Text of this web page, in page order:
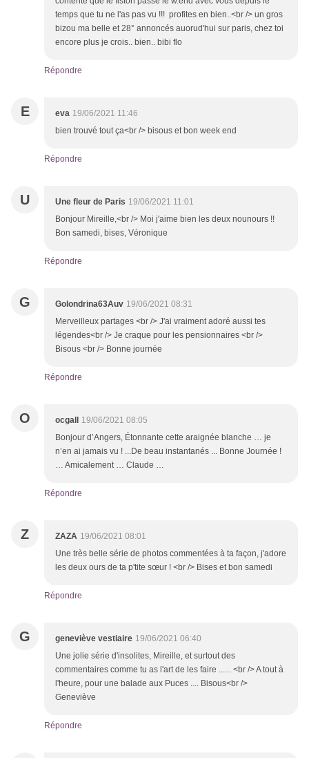
temps que tu ne l'as pas vu !!! profites en bien..<br /> un gros
bizou ma belle et 28° annoncés auorud'hui sur paris, chez toi
encore plus je crois.. bien.. bibi flo
Répondre
E eva 19/06/2021 11:46
bien trouvé tout ça<br /> bisous et bon week end
Répondre
U Une fleur de Paris 19/06/2021 11:01
Bonjour Mireille,<br /> Moi j'aime bien les deux nounours !!
Bon samedi, bises, Véronique
Répondre
G Golondrina63Auv 19/06/2021 08:31
Merveilleux partages <br /> J'ai vraiment adoré aussi tes
légendes<br /> Je craque pour les pensionnaires <br />
Bisous <br /> Bonne journée
Répondre
O ocgall
19/06/2021 08:05
Bonjour d’Angers, Étonnante cette araignée blanche … je
n’en ai jamais vu ! ...De beau instantanés ... Bonne Journée !
… Amicalement … Claude …
Répondre
Z ZAZA 19/06/2021 08:01
Une très belle série de photos commentées à ta façon, j'adore
les deux ours de ta p'tite sœur ! <br /> Bises et bon samedi
Répondre
G geneviève vestiaire 19/06/2021 06:40
Une jolie série d'insolites, Mireille, et surtout des
commentaires comme tu as l'art de les faire ...... <br /> A tout à
l'heure, pour une balade aux Puces .... Bisous<br />
Geneviève
Répondre